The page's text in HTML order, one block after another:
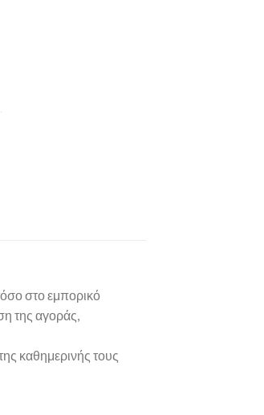
στο εμπορικό
της αγοράς,
καθημερινής τους